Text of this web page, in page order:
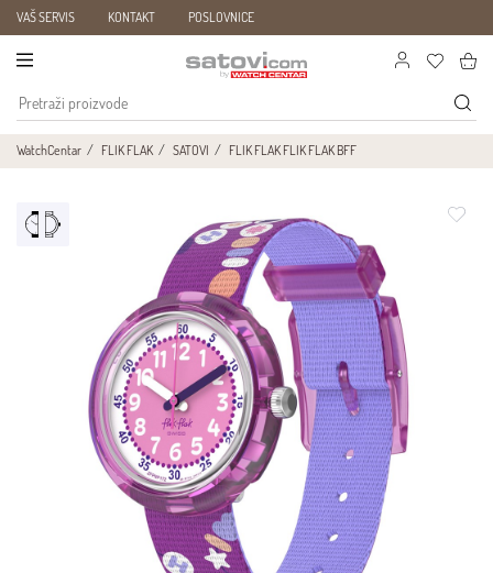
VAŠ SERVIS KONTAKT POSLOVNICE
WatchCentar FLIK FLAK SATOVI FLIK FLAK FLIK FLAK BFF